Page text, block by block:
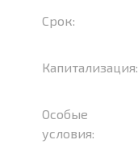
Срок:
Капитализация:
Особые
условия: